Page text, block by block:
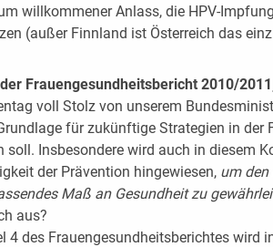
willkommener Anlass, die HPV-
(außer Finnland ist Österreich das
Frauengesundheitsbericht 2010/
voll Stolz von unserem
für zukünftige Strategien in der
soll. Insbesondere wird auch in diesem
der Prävention hingewiesen, um den
Maß an Gesundheit zu
aus?
4 des Frauengesundheitsberichtes wird